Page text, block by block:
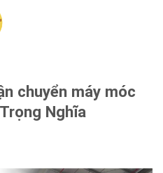
chuyển máy móc
Nghĩa